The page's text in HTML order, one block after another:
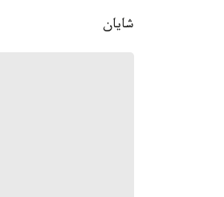
شايان